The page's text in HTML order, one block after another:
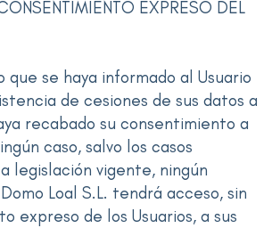
EXPRESO DEL
que se haya informado al Usuario
de cesiones de sus datos a
recabado su consentimiento a
caso, salvo los casos
legislación vigente, ningún
Loal S.L. tendrá acceso, sin
expreso de los Usuarios, a sus